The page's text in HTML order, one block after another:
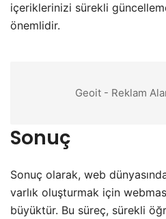
içeriklerinizi sürekli
önemlidir.
Geoit - Reklam
Sonuç
Sonuç olarak, web
varlık oluşturmak için
büyüktür. Bu süreç, sürekli